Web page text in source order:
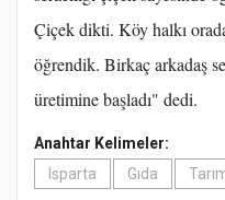
Çiçek dikti. Köy halkı
öğrendik. Birkaç arkadaş
üretimine başladı" dedi.
Anahtar Kelimeler:
Isparta
Gıda